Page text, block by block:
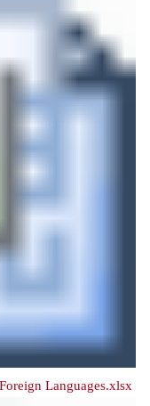
Languages.xlsx